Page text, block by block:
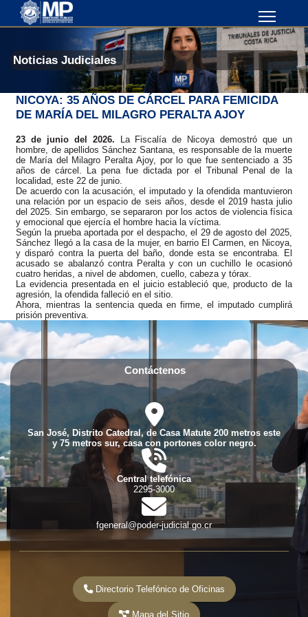
Noticias Judiciales
NICOYA: 35 AÑOS DE CÁRCEL PARA FEMICIDA
DE MARÍA DEL MILAGRO PERALTA AJOY
23 de junio del 2026. La Fiscalía de Nicoya demostró que un
hombre, de apellidos Sánchez Santana, es responsable de la muerte
de María del Milagro Peralta Ajoy, por lo que fue sentenciado a 35
años de cárcel. La pena fue dictada por el Tribunal Penal de la
localidad, este 22 de junio.
De acuerdo con la acusación, el imputado y la ofendida mantuvieron
una relación por un espacio de seis años, desde el 2019 hasta julio
del 2025. Sin embargo, se separaron por los actos de violencia física
y emocional que ejercía el hombre hacia la víctima.
Según la prueba aportada por el despacho, el 29 de agosto del 2025,
Sánchez llegó a la casa de la mujer, en barrio El Carmen, en Nicoya,
y disparó contra la puerta del baño, donde esta se encontraba. El
acusado se abalanzó contra Peralta y con un cuchillo le ocasionó
cuatro heridas, a nivel de abdomen, cuello, cabeza y tórax.
La evidencia presentada en el juicio estableció que, producto de la
agresión, la ofendida falleció en el sitio.
Ahora, mientras la sentencia queda en firme, el imputado cumplirá
prisión preventiva.
Contáctenos
fas
fa-
location-
dot
San José, Distrito Catedral, de Casa Matute 200 metros este
y 75 metros sur, casa con portones color negro.
fas
fa-
phone-
volume
Central telefónica
2295-3000
fas
fa-
envelope
fgeneral@poder-judicial.go.cr
Directorio Telefónico de Oficinas
Mapa del Sitio